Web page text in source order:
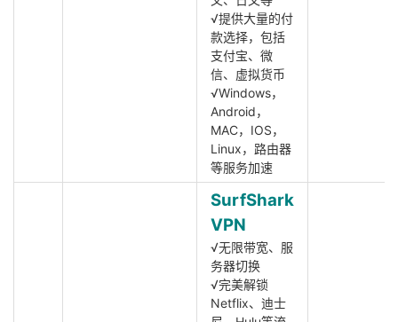
√提供大量的付
款选择，包括
支付宝、微
信、虚拟货币
√Windows，
Android，
MAC，IOS，
Linux，路由器
等服务加速
SurfShark
VPN
√无限带宽、服
务器切换
√完美解锁
Netflix、迪士